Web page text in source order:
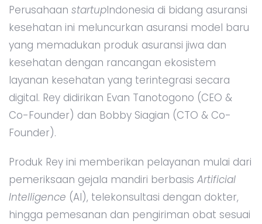
Perusahaan startupIndonesia di bidang asuransi
kesehatan ini meluncurkan asuransi model baru
yang memadukan produk asuransi jiwa dan
kesehatan dengan rancangan ekosistem
layanan kesehatan yang terintegrasi secara
digital. Rey didirikan Evan Tanotogono (CEO &
Co-Founder) dan Bobby Siagian (CTO & Co-
Founder).
Produk Rey ini memberikan pelayanan mulai dari
pemeriksaan gejala mandiri berbasis Artificial
Intelligence (AI), telekonsultasi dengan dokter,
hingga pemesanan dan pengiriman obat sesuai